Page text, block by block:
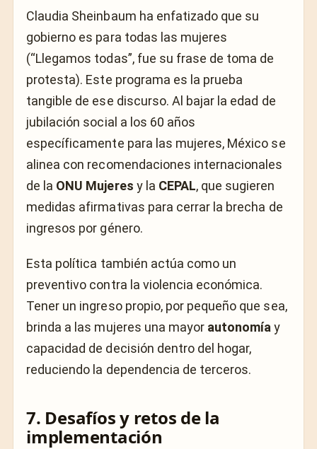
Claudia Sheinbaum ha enfatizado que su
gobierno es para todas las mujeres
(“Llegamos todas”, fue su frase de toma de
protesta). Este programa es la prueba
tangible de ese discurso. Al bajar la edad de
jubilación social a los 60 años
específicamente para las mujeres, México se
alinea con recomendaciones internacionales
de la ONU Mujeres y la CEPAL, que sugieren
medidas afirmativas para cerrar la brecha de
ingresos por género.
Esta política también actúa como un
preventivo contra la violencia económica.
Tener un ingreso propio, por pequeño que sea,
brinda a las mujeres una mayor autonomíay
capacidad de decisión dentro del hogar,
reduciendo la dependencia de terceros.
7. Desafíos y retos de la
implementación